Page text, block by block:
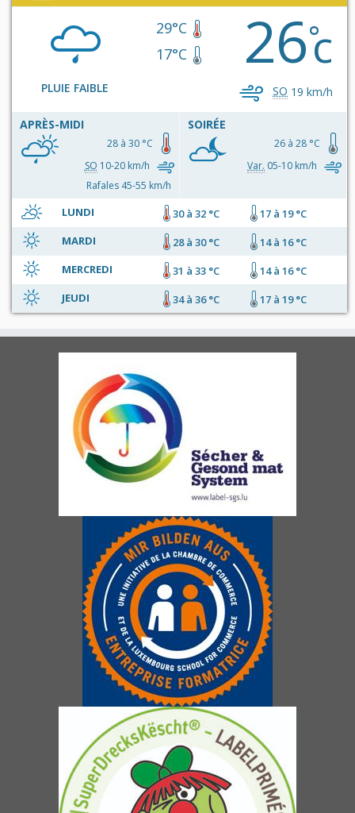
PLUIE FAIBLE
29°C
17°C
26°c
SO 19 km/h
APRÈS-MIDI
28 à 30 °C
SO 10-20 km/h
Rafales 45-55 km/h
SOIRÉE
26 à 28 °C
Var. 05-10 km/h
LUNDI 30 à 32 °C
17 à 19 °C
MARDI
28 à 30 °C
14 à 16 °C
MERCREDI
31 à 33 °C
14 à 16 °C
JEUDI
34 à 36 °C 17 à 19 °C